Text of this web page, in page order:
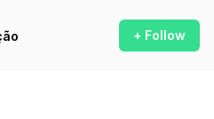
+ Follow